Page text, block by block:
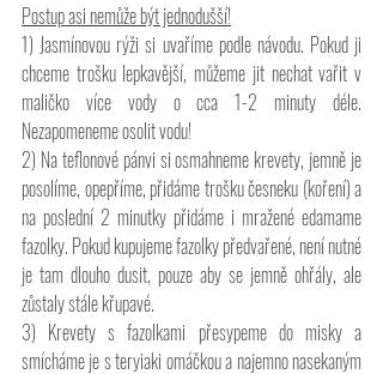
Postup asi nemůže být jednodušší!
1) Jasmínovou rýži si uvaříme podle návodu. Pokud ji
chceme trošku lepkavější, můžeme jit nechat vařit v
maličko více vody o cca 1-2 minuty déle.
Nezapomeneme osolit vodu!
2) Na teflonové pánvi si osmahneme krevety, jemně je
posolíme, opepříme, přidáme trošku česneku (koření) a
na poslední 2 minutky přidáme i mražené edamame
fazolky. Pokud kupujeme fazolky předvařené, není nutné
je tam dlouho dusit, pouze aby se jemně ohřály, ale
zůstaly stále křupavé.
3) Krevety s fazolkami přesypeme do misky a
smícháme je s teryiaki omáčkou a najemno nasekaným